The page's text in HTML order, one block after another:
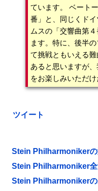
ています。 ベート
番」と、同じくド
ムスの「交響曲第
ます。特に、後半
て挑戦ともいえる
あると思いますが
をお楽しみいただけ
ツイート
Stein Philharmonikerの
Stein Philharmoniker全
Stein Philharmonikerの